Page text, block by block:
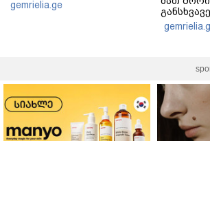
gemrielia.ge